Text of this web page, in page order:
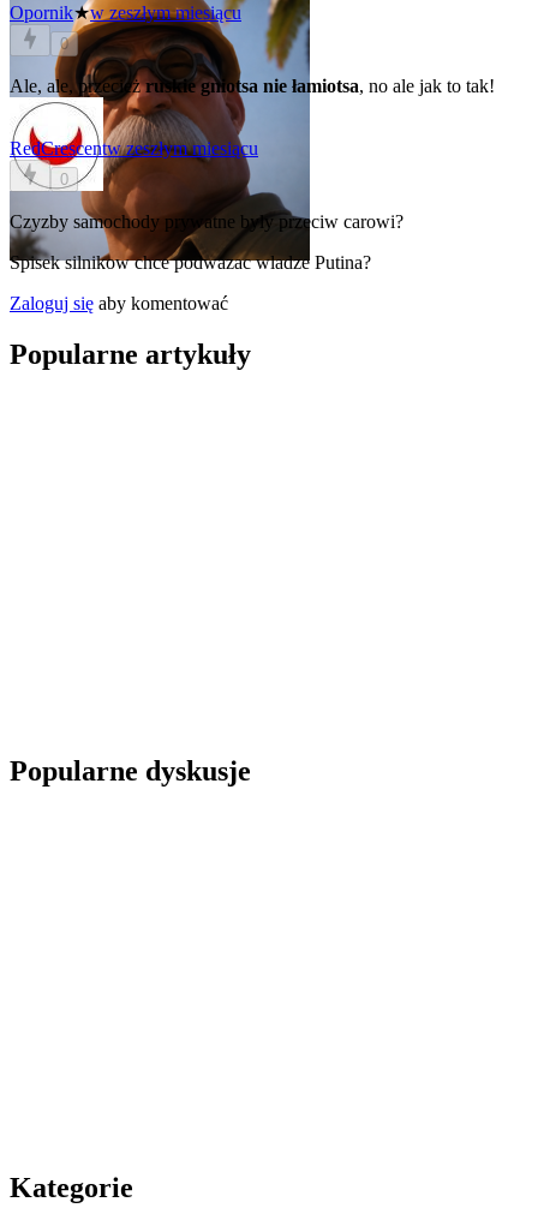
Opornik★w zeszłym miesiącu
0
Ale, ale, przecieżruskie gniotsa nie łamiotsa, no ale jak to tak!
RedCrescentw zeszłym miesiącu
0
Czyzby samochody prywatne byly przeciw carowi?
Spisek silnikow chce podwazac wladze Putina?
Zaloguj się aby komentować
Popularne artykuły
Popularne dyskusje
Kategorie